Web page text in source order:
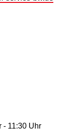
- 11:30 Uhr